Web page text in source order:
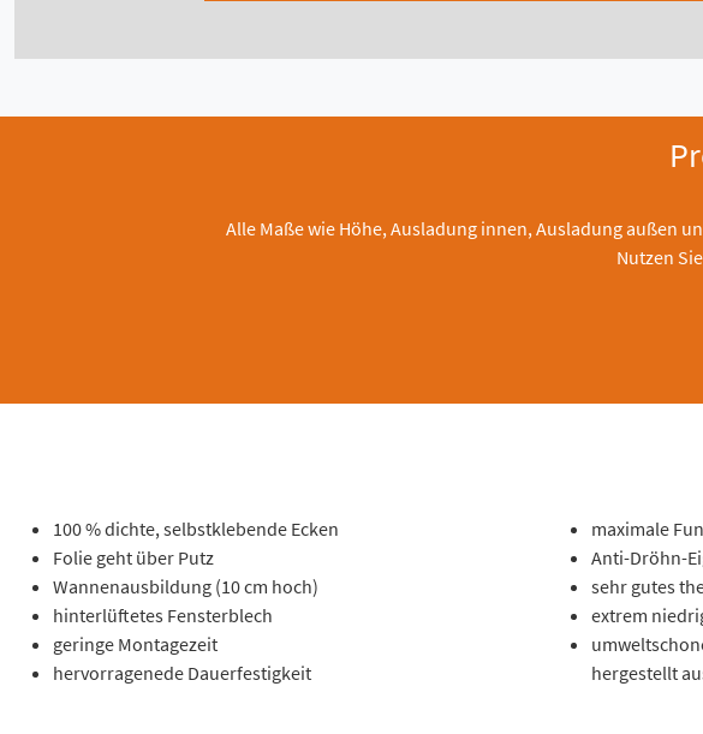
Alle Maße wie Höhe, Ausladung innen, Ausladung außen
Nutzen
100 % dichte, selbstklebende Ecken
Folie geht über Putz
Wannenausbildung (10 cm hoch)
hinterlüftetes Fensterblech
geringe Montagezeit
hervorragenede Dauerfestigkeit
maximale
Anti-Dröhn-
sehr gutes
extrem
hergestellt